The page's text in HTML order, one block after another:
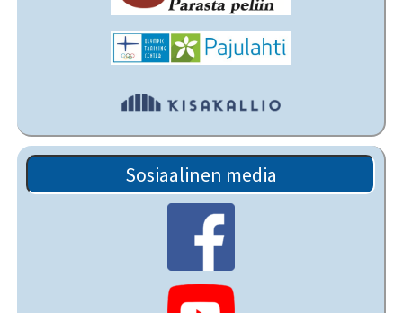
Sosiaalinen media